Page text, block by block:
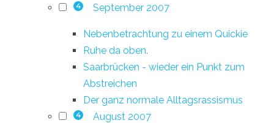
4 September 2007
Nebenbetrachtung zu einem Quickie
Ruhe da oben.
Saarbrücken - wieder ein Punkt zum
Abstreichen
Der ganz normale Alltagsrassismus
4 August 2007